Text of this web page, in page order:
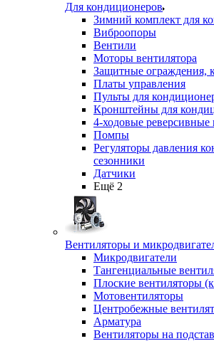
Для кондиционеров
Зимний комплект для
Виброопоры
Вентили
Моторы вентилятора
Защитные ограждения,
Платы управления
Пульты для
Кронштейны для
4-ходовые реверсивные
Помпы
Регуляторы давления
сезонники
Датчики
Ещё 2
Вентиляторы и
Микродвигатели
Тангенциальные
Плоские вентиляторы
Мотовентиляторы
Центробежные
Арматура
Вентиляторы на